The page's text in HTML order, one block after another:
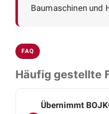
Baumaschinen und
FAQ
Häufig gestellte
Übernimmt